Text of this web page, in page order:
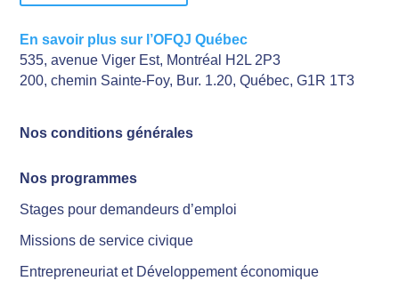
En savoir plus sur l’OFQJ Québec
535, avenue Viger Est, Montréal H2L 2P3
200, chemin Sainte-Foy, Bur. 1.20, Québec, G1R 1T3
Nos conditions générales
Nos programmes
Stages pour demandeurs d’emploi
Missions de service civique
Entrepreneuriat et Développement économique